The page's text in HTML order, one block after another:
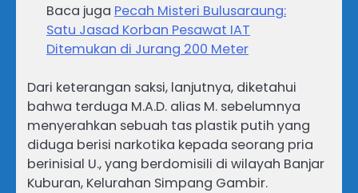
Baca juga Pecah Misteri Bulusaraung:
Satu Jasad Korban Pesawat IAT
Ditemukan di Jurang 200 Meter
Dari keterangan saksi, lanjutnya, diketahui
bahwa terduga M.A.D. alias M. sebelumnya
menyerahkan sebuah tas plastik putih yang
diduga berisi narkotika kepada seorang pria
berinisial U., yang berdomisili di wilayah Banjar
Kuburan, Kelurahan Simpang Gambir.